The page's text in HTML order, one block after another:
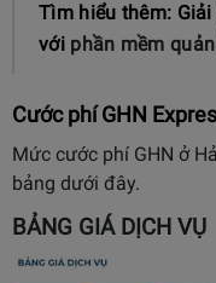
Tìm hiểu thêm:
với phần mềm
Cước phí GHN
Mức cước phí GHN ở
bảng dưới đây.
BẢNG GIÁ DỊCH VỤ